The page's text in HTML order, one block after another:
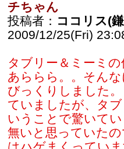
チちゃん
投稿者： ココリス(
2009/12/25(Fri)
タブリー＆ミーミ
あららら。。そん
びっくりしました
ていましたが、タ
いうことで驚いて
無いと思っていた